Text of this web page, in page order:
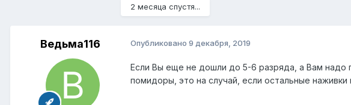
2 месяца спустя...
Ведьма116 Опубликовано 9 декабря, 2019
Если Вы еще не дошли до 5-6 разряда, а Вам надо
помидоры, это на случай, если остальные